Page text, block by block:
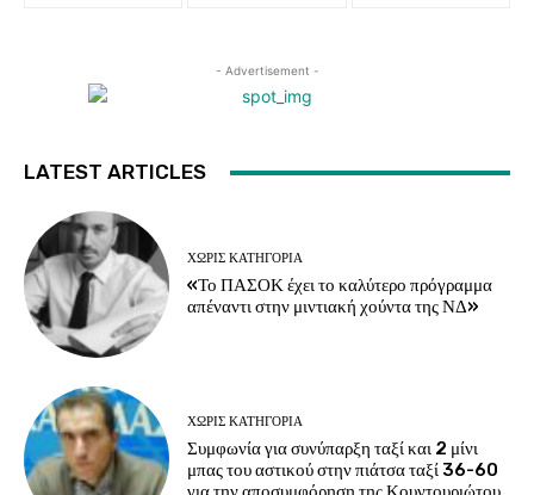
- Advertisement -
LATEST ARTICLES
ΧΩΡΊΣ ΚΑΤΗΓΟΡΊΑ
«Το ΠΑΣΟΚ έχει το καλύτερο πρόγραμμα
απέναντι στην μιντιακή χούντα της ΝΔ»
ΧΩΡΊΣ ΚΑΤΗΓΟΡΊΑ
Συμφωνία για συνύπαρξη ταξί και 2 μίνι
μπας του αστικού στην πιάτσα ταξί 36-60